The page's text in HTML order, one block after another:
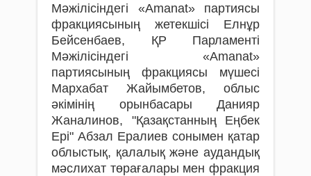
Мәжілісіндегі «Аmanat» партиясы
фракциясының жетекшісі Елнұр
Бейсенбаев, ҚР Парламенті
Мәжілісіндегі «Аmanat»
партиясының фракциясы мүшесі
Мархабат Жайымбетов, облыс
әкімінің орынбасары Данияр
Жаналинов, "Қазақстанның Еңбек
Ері" Абзал Ералиев сонымен қатар
облыстық, қалалық және аудандық
мәслихат төрағалары мен фракция